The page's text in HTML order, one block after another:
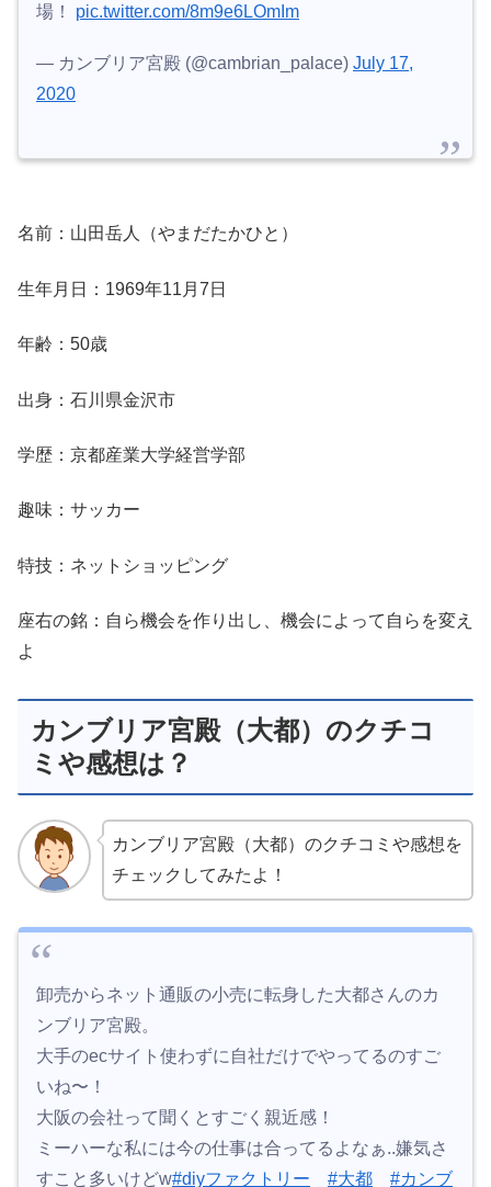
場！ pic.twitter.com/8m9e6LOmIm
— カンブリア宮殿 (@cambrian_palace) July 17,
2020
名前：山田岳人（やまだたかひと）
生年月日：1969年11月7日
年齢：50歳
出身：石川県金沢市
学歴：京都産業大学経営学部
趣味：サッカー
特技：ネットショッピング
座右の銘：自ら機会を作り出し、機会によって自らを変え
よ
カンブリア宮殿（大都）のクチコ
ミや感想は？
カンブリア宮殿（大都）のクチコミや感想を
チェックしてみたよ！
卸売からネット通販の小売に転身した大都さんのカ
ンブリア宮殿。
大手のecサイト使わずに自社だけでやってるのすご
いね〜！
大阪の会社って聞くとすごく親近感！
ミーハーな私には今の仕事は合ってるよなぁ..嫌気さ
すこと多いけどw#diyファクトリー #大都 #カンブ